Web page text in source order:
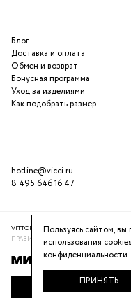
Блог
Доставка и оплата
Обмен и возврат
Бонусная программа
Уход за изделиями
Как подобрать размер
hotline@vicci.ru
8 495 646 16 47
VITTORIA VICCI © 2016-2025
ПРАВИЛА ПРОГРАММЫ ЛОЯЛЬНОСТИ
Пользуясь сайтом, вы
использования
конфиденциальности.
ПРИНЯТЬ